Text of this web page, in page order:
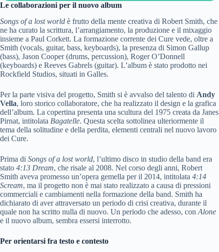
Le collaborazioni per il nuovo album
Songs of a lost world è frutto della mente creativa di Robert Smith, che
ne ha curato la scrittura, l’arrangiamento, la produzione e il mixaggio
insieme a Paul Corkett. La formazione corrente dei Cure vede, oltre a
Smith (vocals, guitar, bass, keyboards), la presenza di Simon Gallup
(bass), Jason Cooper (drums, percussion), Roger O’Donnell
(keyboards) e Reeves Gabrels (guitar). L’album è stato prodotto nei
Rockfield Studios, situati in Galles.
Per la parte visiva del progetto, Smith si è avvalso del talento di Andy
Vella, loro storico collaboratore, che ha realizzato il design e la grafica
dell’album. La copertina presenta una scultura del 1975 creata da Janes
Pirnat, intitolata Bagatelle. Questa scelta sottolinea ulteriormente il
tema della solitudine e della perdita, elementi centrali nel nuovo lavoro
dei Cure.
Prima di Songs of a lost world, l’ultimo disco in studio della band era
stato 4:13 Dream, che risale al 2008. Nel corso degli anni, Robert
Smith aveva promesso un’opera gemella per il 2014, intitolata 4:14
Scream, ma il progetto non è mai stato realizzato a causa di pressioni
commerciali e cambiamenti nella formazione della band. Smith ha
dichiarato di aver attraversato un periodo di crisi creativa, durante il
quale non ha scritto nulla di nuovo. Un periodo che adesso, con Alone
e il nuovo album, sembra essersi interrotto.
Per orientarsi fra testo e contesto